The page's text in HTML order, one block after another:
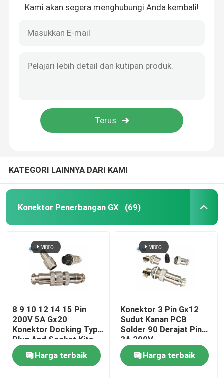
Kami akan segera menghubungi Anda kembali!
KATEGORI LAINNYA DARI KAMI
Konektor Penerbangan GX (69)
8 9 10 12 14 15 Pin
200V 5A Gx20
Konektor Docking Type
Plug And Socket Kits
Harga terbaik
Konektor 3 Pin Gx12
Sudut Kanan PCB
Solder 90 Derajat Pin
3A 200V
Harga terbaik